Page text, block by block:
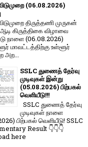
(06.08.2026)
திருத்தணி முருகன்
கிருத்திகை விழாவை
நாளை (06.08.2026)
மாவட்டத்திற்கு உள்ளூர்
அற...
SSLC துணைத் தேர்வு
முடிவுகள் இன்று
(05.08.2026) பிற்பகல்
வெளியீடு!!!
SSLC துணைத் தேர்வு
முடிவுகள் நாளை
பிற்பகல் வெளியீடு! SSLC
Result 👇👇👇
here